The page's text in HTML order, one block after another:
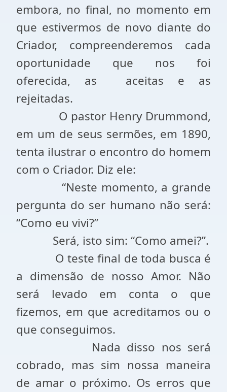
embora, no final, no momento em
que estivermos de novo diante do
Criador, compreenderemos cada
oportunidade que nos foi
oferecida, as
aceitas e as
rejeitadas.
O pastor Henry Drummond,
em um de seus sermões, em 1890,
tenta ilustrar o encontro do homem
com o Criador. Diz ele:
“Neste momento, a grande
pergunta do ser humano não será:
“Como eu vivi?”
Será, isto sim: “Como amei?”.
O teste final de toda busca é
a dimensão de nosso Amor. Não
será levado em conta o que
fizemos, em que acreditamos ou o
que conseguimos.
Nada disso nos será
cobrado, mas sim nossa maneira
de amar o próximo. Os erros que